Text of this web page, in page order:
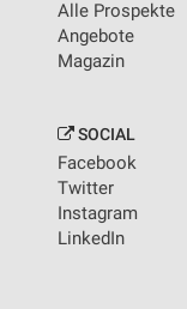
Alle Prospekte
Angebote
Magazin
SOCIAL
Facebook
Twitter
Instagram
LinkedIn